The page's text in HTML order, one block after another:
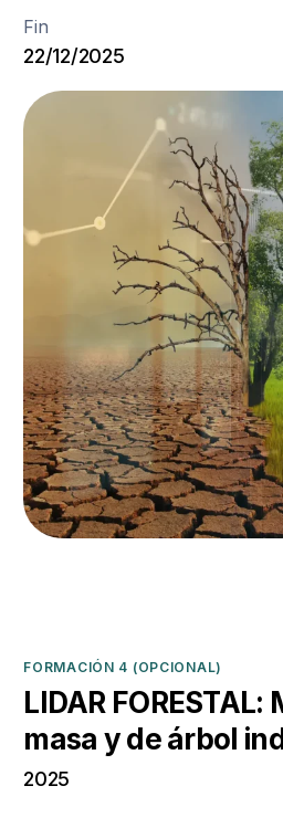
Fin
22/12/2025
FORMACIÓN 4 (OPCIONAL)
LIDAR
masa y de árbol
2025